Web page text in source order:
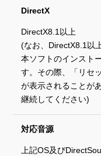
DirectX
DirectX8.1以上
(なお、DirectX8.1以
本ソフトのインスト
す。その際、「リセ
が表示されることが
継続してください)
対応音源
上記OS及び